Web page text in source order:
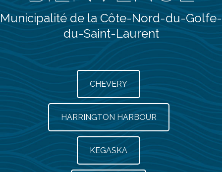
Municipalité de la Côte-Nord-du-Golfe-
du-Saint-Laurent
CHEVERY
HARRINGTON HARBOUR
KEGASKA